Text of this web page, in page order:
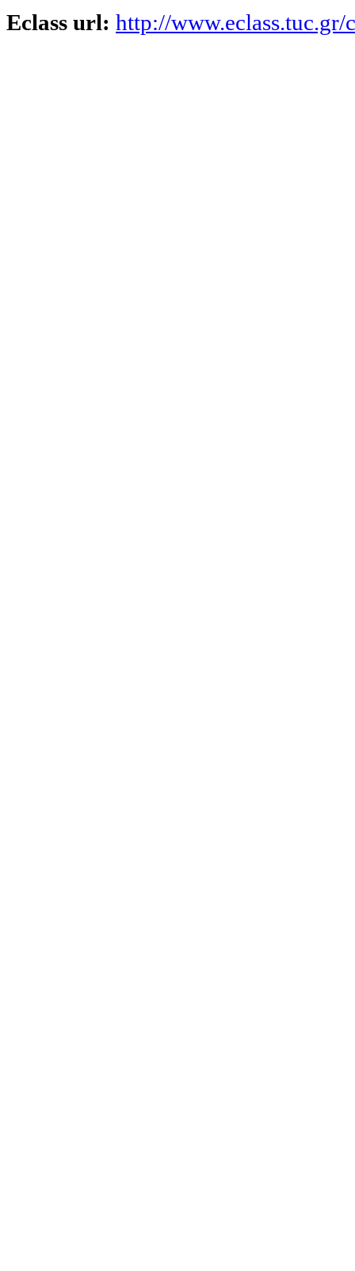
Eclass url: http://www.eclass.tuc.gr/